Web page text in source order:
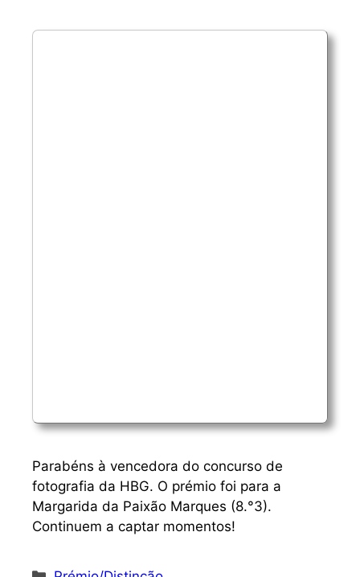
Parabéns à vencedora do concurso de
fotografia da HBG. O prémio foi para a
Margarida da Paixão Marques (8.°3).
Continuem a captar momentos!
Categorias